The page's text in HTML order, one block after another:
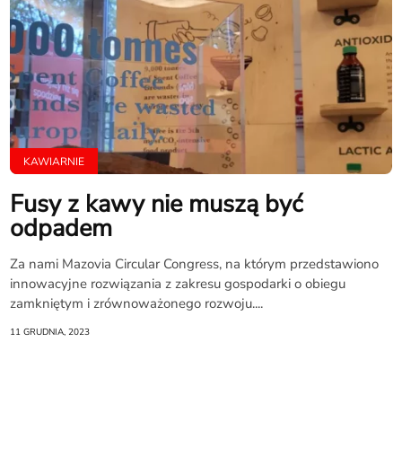
KAWIARNIE
Fusy z kawy nie muszą być
odpadem
Za nami Mazovia Circular Congress, na którym przedstawiono
innowacyjne rozwiązania z zakresu gospodarki o obiegu
zamkniętym i zrównoważonego rozwoju....
11 GRUDNIA, 2023